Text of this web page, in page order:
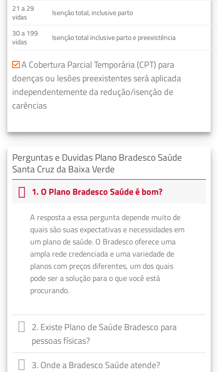
21 a 29
vidas
Isenção total, inclusive parto
30 a 199
vidas
Isenção total inclusive parto e preexistência
A Cobertura Parcial Temporária (CPT) para
doenças ou lesões preexistentes será aplicada
independentemente da redução/isenção de
carências
Perguntas e Duvidas Plano Bradesco Saúde
Santa Cruz da Baixa Verde
1. O Plano Bradesco Saúde é bom?
A resposta a essa pergunta depende muito de
quais são suas expectativas e necessidades em
um plano de saúde. O Bradesco oferece uma
ampla rede credenciada e uma variedade de
planos com preços diferentes, um dos quais
pode ser a solução para o que você está
procurando.
2. Existe Plano de Saúde Bradesco para
pessoas físicas?
3. Onde a Bradesco Saúde atende?